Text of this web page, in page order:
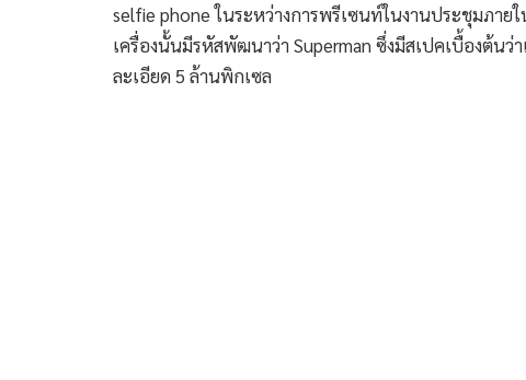
selfie phone ในระหว่างการพรีเซนท์ในงานประชุมภา
เครื่องนั้นมีรหัสพัฒนาว่า Superman ซึ่งมีสเปคเบื้องต้น
ละเอียด 5 ล้านพิกเซล